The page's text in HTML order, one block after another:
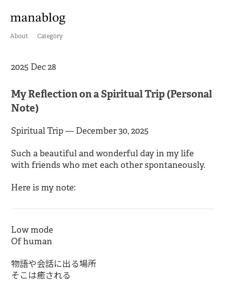
About Category
2025 Dec 28
My Reflection on a Spiritual Trip (Personal
Note)
Spiritual Trip — December 30, 2025
Such a beautiful and wonderful day in my life
with friends who met each other spontaneously.
Here is my note:
Low mode
Of human
物語や会話に出る場所
そこは癒される